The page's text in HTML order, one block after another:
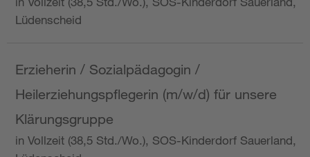
Lüdenscheid
Erzieherin / Sozialpädagogin /
Heilerziehungspflegerin (m/w/d) für unsere
Klärungsgruppe
in Vollzeit (38,5 Std./Wo.), SOS-Kinderdorf Sauerland,